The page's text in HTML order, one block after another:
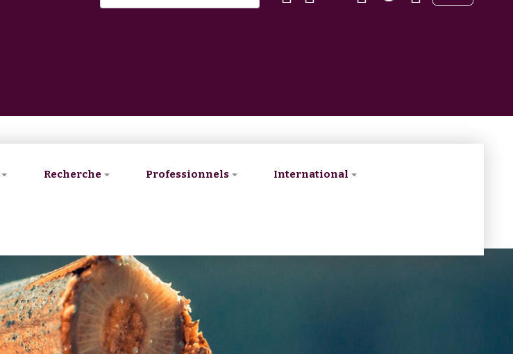
Recherche Professionnels International